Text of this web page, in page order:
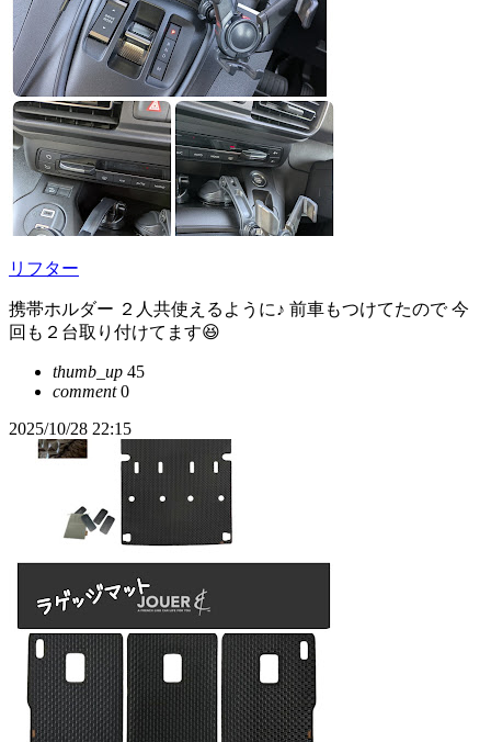
リフター
携帯ホルダー ２人共使えるように♪ 前車もつけてたので 今
回も２台取り付けてます😆
thumb_up 45
comment0
2025/10/28 22:15